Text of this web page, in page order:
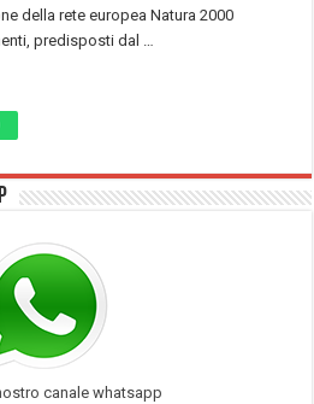
della rete europea Natura 2000
predisposti dal …
canale whatsapp